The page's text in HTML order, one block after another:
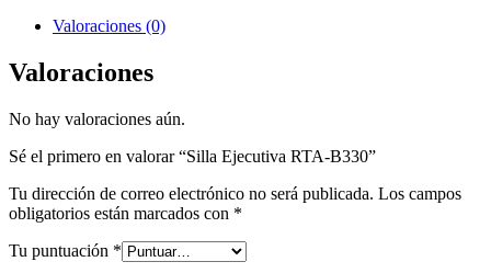
Valoraciones (0)
Valoraciones
No hay valoraciones aún.
Sé el primero en valorar “Silla Ejecutiva RTA-B330”
Tu dirección de correo electrónico no será publicada. Los campos
obligatorios están marcados con *
Tu puntuación *